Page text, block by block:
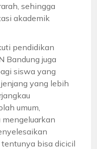
sehingga
akademik
pendidikan
Bandung juga
siswa yang
yang lebih
umum,
bisa dicicil